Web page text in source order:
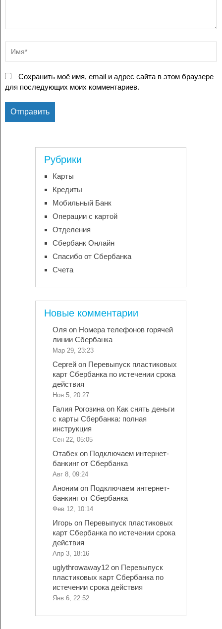
Сохранить моё имя, email и адрес сайта в этом браузере
для последующих моих комментариев.
Рубрики
Карты
Кредиты
Мобильный Банк
Операции с картой
Отделения
Сбербанк Онлайн
Спасибо от Сбербанка
Счета
Новые комментарии
Оля on Номера телефонов горячей
линии Сбербанка
Мар 29, 23:23
Сергейon Перевыпуск пластиковых
карт Сбербанка по истечении срока
действия
Ноя 5, 20:27
Галия Рогозинаon Как снять деньги
с карты Сбербанка: полная
инструкция
Сен 22, 05:05
Отабекon Подключаем интернет-
банкинг от Сбербанка
Авг 8, 09:24
Анонимon Подключаем интернет-
банкинг от Сбербанка
Фев 12, 10:14
Игорьon Перевыпуск пластиковых
карт Сбербанка по истечении срока
действия
Апр 3, 18:16
uglythrowaway12on Перевыпуск
пластиковых карт Сбербанка по
истечении срока действия
Янв 6, 22:52